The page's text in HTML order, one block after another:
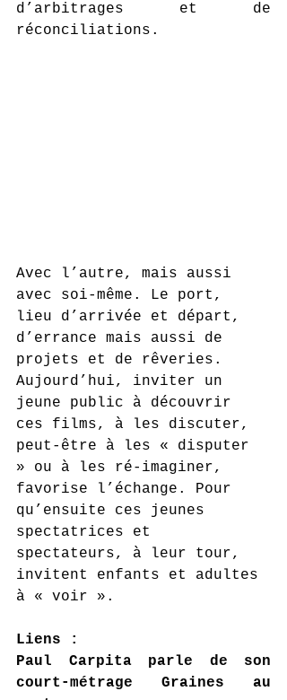
d’arbitrages et de
réconciliations.
Avec l’autre, mais aussi
avec soi-même. Le port,
lieu d’arrivée et départ,
d’errance mais aussi de
projets et de rêveries.
Aujourd’hui, inviter un
jeune public à découvrir
ces films, à les discuter,
peut-être à les « disputer
» ou à les ré-imaginer,
favorise l’échange. Pour
qu’ensuite ces jeunes
spectatrices et
spectateurs, à leur tour,
invitent enfants et adultes
à « voir ».
Liens :
Paul Carpita parle de son
court-métrage Graines au